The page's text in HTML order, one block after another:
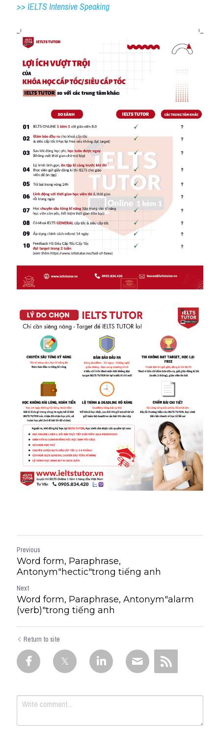
>> IELTS Intensive Speaking
Previous
Word form, Paraphrase,
Antonym"hectic"trong tiếng anh
Next
Word form, Paraphrase, Antonym"alarm
(verb)"trong tiếng anh
Return to site